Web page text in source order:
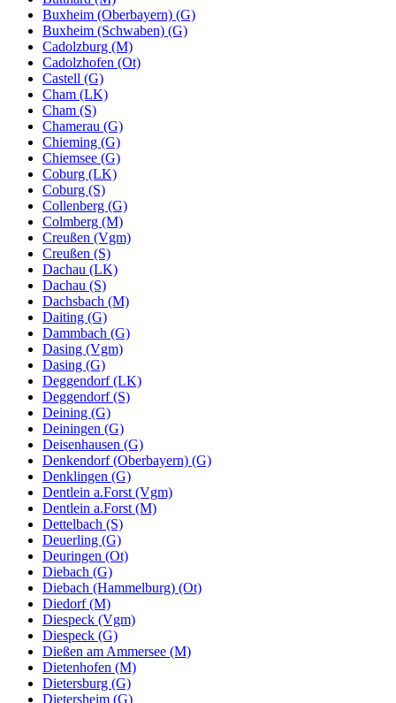
Buxheim (Oberbayern) (G)
Buxheim (Schwaben) (G)
Cadolzburg (M)
Cadolzhofen (Ot)
Castell (G)
Cham (LK)
Cham (S)
Chamerau (G)
Chieming (G)
Chiemsee (G)
Coburg (LK)
Coburg (S)
Collenberg (G)
Colmberg (M)
Creußen (Vgm)
Creußen (S)
Dachau (LK)
Dachau (S)
Dachsbach (M)
Daiting (G)
Dammbach (G)
Dasing (Vgm)
Dasing (G)
Deggendorf (LK)
Deggendorf (S)
Deining (G)
Deiningen (G)
Deisenhausen (G)
Denkendorf (Oberbayern) (G)
Denklingen (G)
Dentlein a.Forst (Vgm)
Dentlein a.Forst (M)
Dettelbach (S)
Deuerling (G)
Deuringen (Ot)
Diebach (G)
Diebach (Hammelburg) (Ot)
Diedorf (M)
Diespeck (Vgm)
Diespeck (G)
Dießen am Ammersee (M)
Dietenhofen (M)
Dietersburg (G)
Dietersheim (G)